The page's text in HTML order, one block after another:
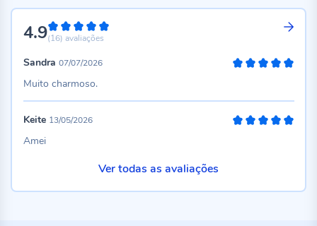
4.998%
(16) avaliações
Sandra 07/07/2026
Muito charmoso.
Keite 13/05/2026
Amei
Ver todas as avaliações